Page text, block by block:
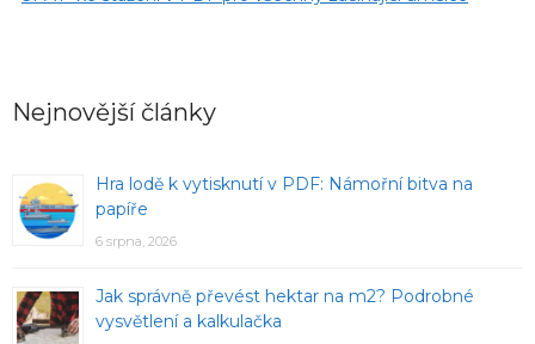
Nejnovější články
Hra lodě k vytisknutí v PDF: Námořní bitva na
papíře
6 srpna, 2026
Jak správně převést hektar na m2? Podrobné
vysvětlení a kalkulačka